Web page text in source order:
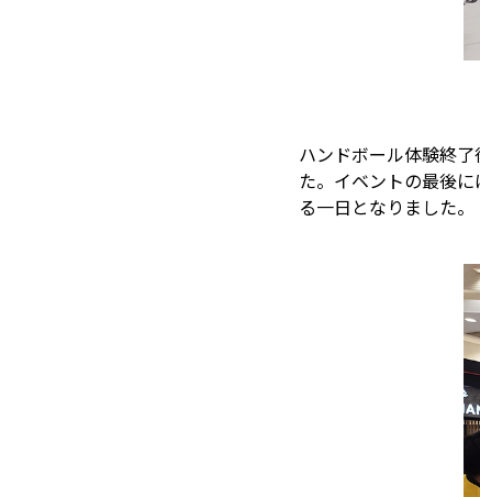
ハンドボール体験終
た。イベントの最後
る一日となりました。